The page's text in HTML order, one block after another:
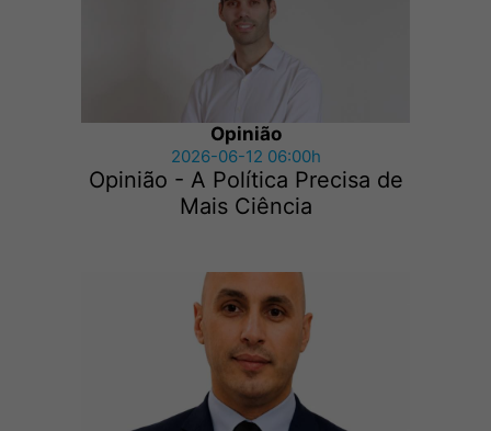
Opinião
2026-06-12 06:00h
Opinião - A Política Precisa de
Mais Ciência